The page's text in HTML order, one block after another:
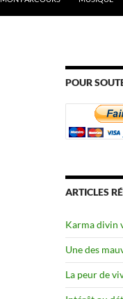
POUR
ARTICLES
Karma divin
Une des
La peur de